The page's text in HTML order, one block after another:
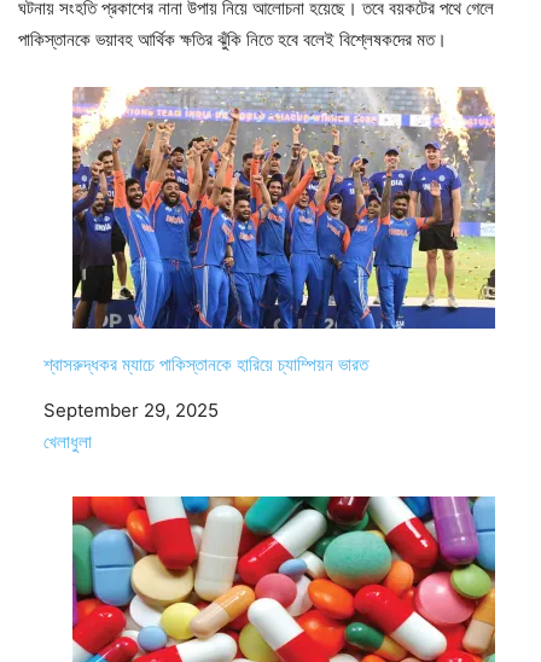
ঘটনায় সংহতি প্রকাশের নানা উপায় নিয়ে আলোচনা হয়েছে। তবে বয়কটের পথে গেলে
পাকিস্তানকে ভয়াবহ আর্থিক ক্ষতির ঝুঁকি নিতে হবে বলেই বিশ্লেষকদের মত।
শ্বাসরুদ্ধকর ম্যাচে পাকিস্তানকে হারিয়ে চ্যাম্পিয়ন ভারত
Date
September 29, 2025
In relation to
খেলাধুলা